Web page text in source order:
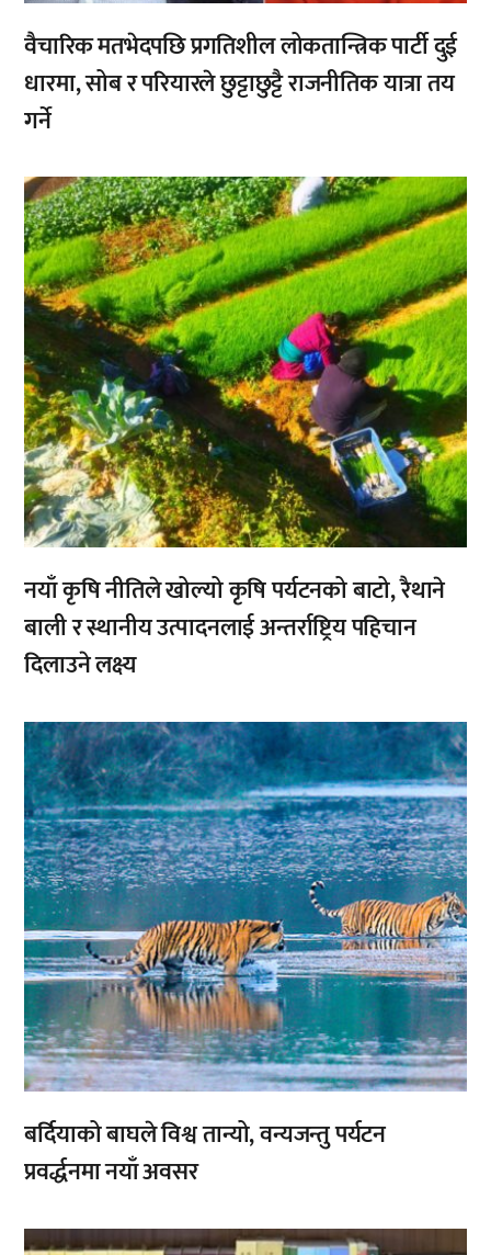
वैचारिक मतभेदपछि प्रगतिशील लोकतान्त्रिक पार्टी दुई
धारमा, सोब र परियारले छुट्टाछुट्टै राजनीतिक यात्रा तय
गर्ने
,
नयाँ कृषि नीतिले खोल्यो कृषि पर्यटनको बाटो, रैथाने
बाली र स्थानीय उत्पादनलाई अन्तर्राष्ट्रिय पहिचान
दिलाउने लक्ष्य
,
बर्दियाको बाघले विश्व तान्यो, वन्यजन्तु पर्यटन
प्रवर्द्धनमा नयाँ अवसर
,,